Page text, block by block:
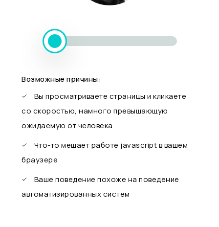
Возможные причины:
Вы просматриваете страницы и кликаете
со скоростью, намного превышающую
ожидаемую от человека
Что-то мешает работе javascript в вашем
браузере
Ваше поведение похоже на поведение
автоматизированных систем